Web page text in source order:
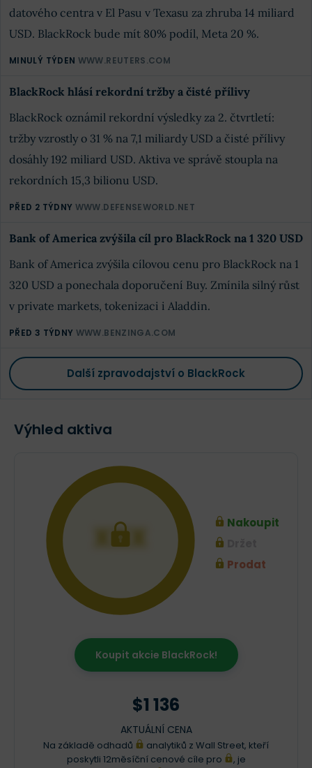
datového centra v El Pasu v Texasu za zhruba 14 miliard
USD. BlackRock bude mít 80% podíl, Meta 20 %.
MINULÝ TÝDEN WWW.REUTERS.COM
BlackRock hlásí rekordní tržby a čisté přílivy
BlackRock oznámil rekordní výsledky za 2. čtvrtletí:
tržby vzrostly o 31 % na 7,1 miliardy USD a čisté přílivy
dosáhly 192 miliard USD. Aktiva ve správě stoupla na
rekordních 15,3 bilionu USD.
PŘED 2 TÝDNY WWW.DEFENSEWORLD.NET
Bank of America zvýšila cíl pro BlackRock na 1 320 USD
Bank of America zvýšila cílovou cenu pro BlackRock na 1
320 USD a ponechala doporučení Buy. Zmínila silný růst
v private markets, tokenizaci i Aladdin.
PŘED 3 TÝDNY WWW.BENZINGA.COM
Další zpravodajství o BlackRock
Výhled aktiva
XXX
Nakoupit
Prodat
Koupit akcie BlackRock!
$1 136
AKTUÁLNÍ CENA
Na základě odhadů
analytiků z Wall Street, kteří
poskytli 12měsíční cenové cíle pro
, je